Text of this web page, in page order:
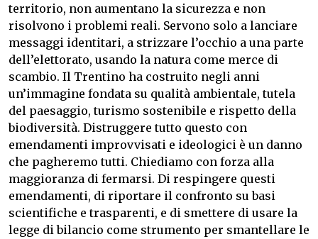
territorio, non aumentano la sicurezza e non
risolvono i problemi reali. Servono solo a lanciare
messaggi identitari, a strizzare l’occhio a una parte
dell’elettorato, usando la natura come merce di
scambio. Il Trentino ha costruito negli anni
un’immagine fondata su qualità ambientale, tutela
del paesaggio, turismo sostenibile e rispetto della
biodiversità. Distruggere tutto questo con
emendamenti improvvisati e ideologici è un danno
che pagheremo tutti. Chiediamo con forza alla
maggioranza di fermarsi. Di respingere questi
emendamenti, di riportare il confronto su basi
scientifiche e trasparenti, e di smettere di usare la
legge di bilancio come strumento per smantellare le